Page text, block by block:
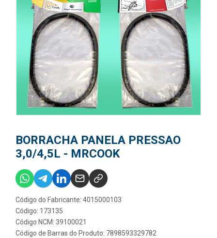
BORRACHA PANELA PRESSAO
3,0/4,5L - MRCOOK
Código do Fabricante: 4015000103
Código: 173135
Código NCM: 39100021
Código de Barras do Produto: 7898593329782